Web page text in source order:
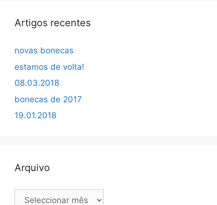
Artigos recentes
novas bonecas
estamos de volta!
08.03.2018
bonecas de 2017
19.01.2018
Arquivo
Arquivo